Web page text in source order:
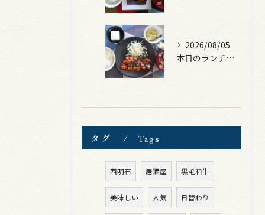
2026/08/05
本日のランチは、ロース豚カツ梅はさみ！
タグ Tags
西明石 居酒屋 黒毛和牛
美味しい 人気 日替わり